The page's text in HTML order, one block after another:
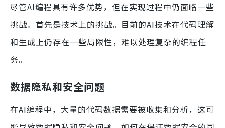
尽管AI编程具有许多优势，但在实现过程中仍面临一些
挑战。首先是技术上的挑战。目前的AI技术在代码理解
和生成上仍存在一些局限性，难以处理复杂的编程任
务。
数据隐私和安全问题
在AI编程中，大量的代码数据需要被收集和分析，这可